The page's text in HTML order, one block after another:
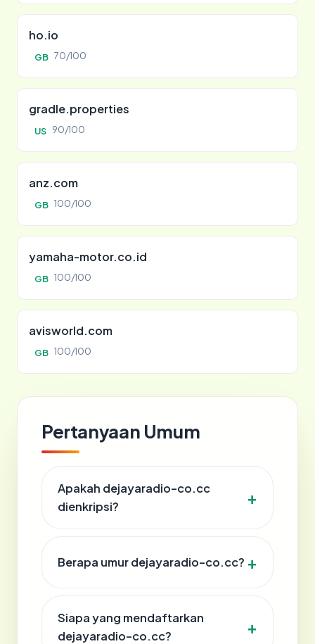
ho.io
GB 70/100
gradle.properties
US 90/100
anz.com
GB 100/100
yamaha-motor.co.id
GB 100/100
avisworld.com
GB 100/100
Pertanyaan Umum
Apakah dejayaradio-co.cc
dienkripsi?
Berapa umur dejayaradio-co.cc?
Siapa yang mendaftarkan
dejayaradio-co.cc?